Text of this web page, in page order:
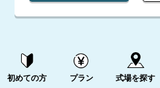
資料請求する
初めての方 プラン 式場を探す